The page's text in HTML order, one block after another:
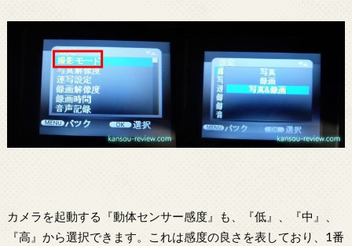
カメラを起動する『動体センサー感度』も、『低』、『中』、
『高』から選択できます。これは感度の良さを表しており、1番